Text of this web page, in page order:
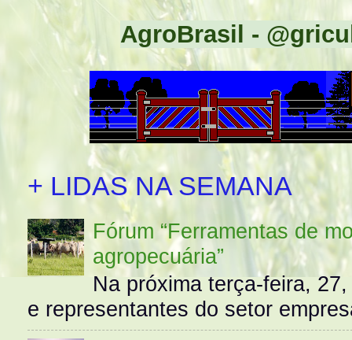
AgroBrasil -
+ LIDAS NA SEMANA
Fórum “Ferramentas de
agropecuária”
Na próxima terça-feira,
e representantes do setor